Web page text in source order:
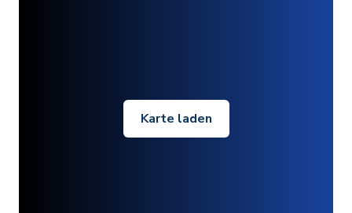
Karte laden